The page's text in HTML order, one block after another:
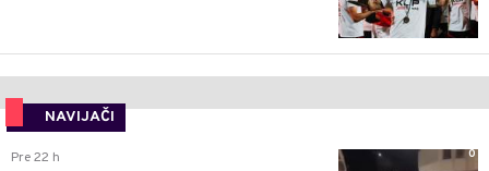
NAVIJAČI
0
Pre 22 h